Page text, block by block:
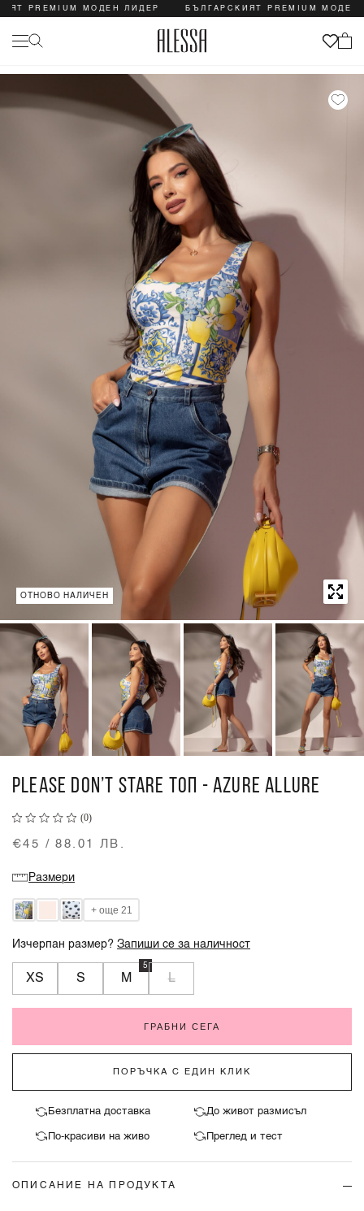
PREMIUM МОДЕН ЛИДЕР БЪЛГАРСКИЯТ PREMIUM МОДЕН
ОТНОВО НАЛИЧЕН
PLEASE DON’T STARE ТОП - AZURE ALLURE
(0)
€45 / 88.01 ЛВ.
Размери
+ още 21
Изчерпан размер?Запиши се за наличност
XS S M
5
L
ГРАБНИ СЕГА
ПОРЪЧКА С ЕДИН КЛИК
Безплатна доставка До живот размисъл
По-красиви на живо Преглед и тест
ОПИСАНИЕ НА ПРОДУКТА